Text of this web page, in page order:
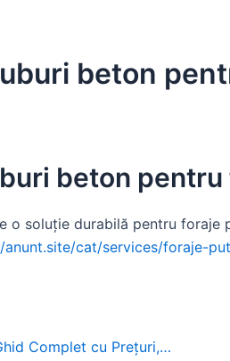
beton
beton
o soluție durabilă pentru
anunt.site/cat/services/foraje-
Complet cu Prețuri,…